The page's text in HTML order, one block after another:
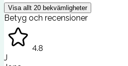
Visa allt 20 bekvämligheter
Betyg och recensioner
4.8
J